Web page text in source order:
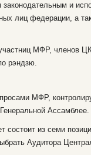
и
лиц федерации, а
МФР, членов
рэндзю.
МФР,
Ассамблее.
из семи
Аудитора